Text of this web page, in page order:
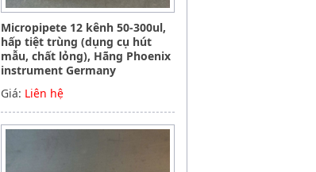
Micropipete 12 kênh 50-300ul,
hấp tiệt trùng (dụng cụ hút
mẫu, chất lỏng), Hãng Phoenix
instrument Germany
Giá: Liên hệ